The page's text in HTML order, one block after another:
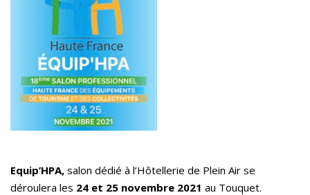
Equip’HPA, salon dédié à l’Hôtellerie de Plein Air se
déroulera les 24 et 25 novembre 2021 au Touquet.